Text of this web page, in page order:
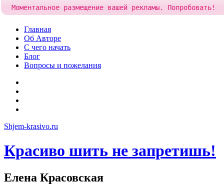
Skip
content
Главная
Об Авторе
С чего начать
Блог
Вопросы и пожелания
Shjem-krasivo.ru
Красиво шить не запретишь!
Елена Красовская
Моментальное размещение вашей рекламы. Попробовать!